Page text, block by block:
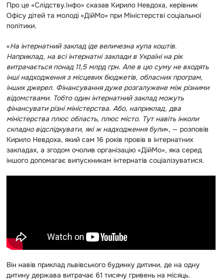
Про це «Слідству.Інфо» сказав Кирило Невдоха, керівник
Офісу дітей та молоді «ДійМо» при Міністерстві соціальної
політики.
«На інтернатний заклад іде величезна купа коштів.
Наприклад, на всі інтернатні заклади в Україні на рік
витрачається понад 11,5 млрд грн. Але в цю суму не входять
інші надходження з місцевих бюджетів, обласних програм,
інших джерел. Фінансування дуже розгалужене між різними
відомствами. Тобто один інтернатний заклад можуть
фінансувати різні міністерства. Або, наприклад, два
міністерства плюс область, плюс місто. Тут навіть інколи
складно відслідкувати, які ж надходження були», — розповів
Кирило Невдоха, який сам 16 років провів в інтернатних
закладах, а згодом очолив організацію «ДійМо», яка серед
іншого допомагає випускникам інтернатів соціалізуватися.
Він навів приклад львівського будинку дитини, де на одну
дитину держава витрачає 61 тисячу гривень на місяць.